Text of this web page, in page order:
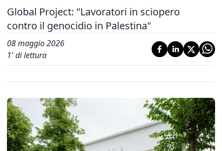
Global Project: "Lavoratori in sciopero
contro il genocidio in Palestina"
08 maggio 2026
1' di lettura